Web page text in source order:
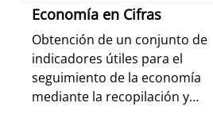
economía en el Archipiélago,
forma atractiva y amena e
introduciendo elementos
gráficos que faciliten la
lectura e interpretación de
Economía en Cifras
Obtención de un conjunto de
indicadores útiles para el
seguimiento de la economía
mediante la recopilación y